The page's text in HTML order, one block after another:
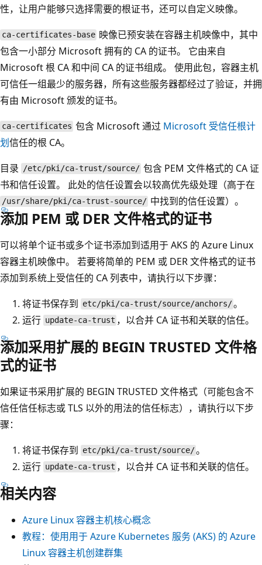
性，让用户能够只选择需要的根证书，还可以自定义映像。
ca-certificates-base 映像已预安装在容器主机映像中，其中
包含一小部分 Microsoft 拥有的 CA 的证书。 它由来自
Microsoft 根 CA 和中间 CA 的证书组成。 使用此包，容器主机
可信任一组最少的服务器，所有这些服务器都经过了验证，并拥
有由 Microsoft 颁发的证书。
ca-certificates 包含 Microsoft 通过 Microsoft 受信任根计
划信任的根 CA。
目录 /etc/pki/ca-trust/source/ 包含 PEM 文件格式的 CA 证
书和信任设置。 此处的信任设置会以较高优先级处理（高于在
/usr/share/pki/ca-trust-source/ 中找到的信任设置）。
添加 PEM 或 DER 文件格式的证书
可以将单个证书或多个证书添加到适用于 AKS 的 Azure Linux
容器主机映像中。 若要将简单的 PEM 或 DER 文件格式的证书
添加到系统上受信任的 CA 列表中，请执行以下步骤：
将证书保存到 etc/pki/ca-trust/source/anchors/。
运行 update-ca-trust ，以合并 CA 证书和关联的信任。
添加采用扩展的 BEGIN TRUSTED 文件格
式的证书
如果证书采用扩展的 BEGIN TRUSTED 文件格式（可能包含不
信任信任标志或 TLS 以外的用法的信任标志），请执行以下步
骤：
将证书保存到 etc/pki/ca-trust/source/。
运行 update-ca-trust ，以合并 CA 证书和关联的信任。
相关内容
Azure Linux 容器主机核心概念
教程：使用用于 Azure Kubernetes 服务 (AKS) 的 Azure
Linux 容器主机创建群集